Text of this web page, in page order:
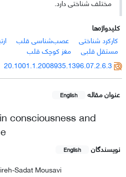
مختلف شناختی دارد.
کلیدواژه‌ها
کارکرد شناختی
عصب‌شناسی قلب
مستقل قلبی
مغز کوچک قلب
20.1001.1.2008935.1396.07.2.6.3
عنوان مقاله English
consciousness and
نویسندگان English
Sadat Mousavi